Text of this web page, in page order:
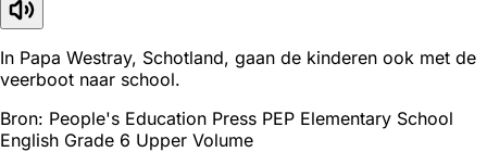
In Papa Westray, Schotland, gaan de kinderen ook met de
veerboot naar school.
Bron: People's Education Press PEP Elementary School
English Grade 6 Upper Volume